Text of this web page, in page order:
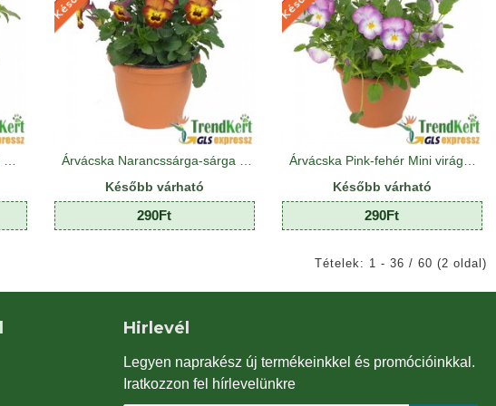
Később várható
290Ft
Később várható
290Ft
Tételek: 1 - 36 / 60 (2 oldal)
Hirlevél
Legyen naprakész új termékeinkkel és promócióinkkal.
Iratkozzon fel hírlevelünkre